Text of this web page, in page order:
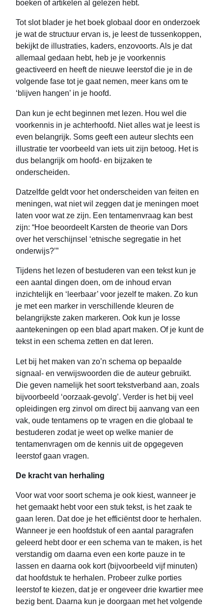
boeken of artikelen al gelezen hebt.
Tot slot blader je het boek globaal door en onderzoek
je wat de structuur ervan is, je leest de tussenkoppen,
bekijkt de illustraties, kaders, enzovoorts. Als je dat
allemaal gedaan hebt, heb je je voorkennis
geactiveerd en heeft de nieuwe leerstof die je in de
volgende fase tot je gaat nemen, meer kans om te
‘blijven hangen’ in je hoofd.
Dan kun je echt beginnen met lezen. Hou wel die
voorkennis in je achterhoofd. Niet alles wat je leest is
even belangrijk. Soms geeft een auteur slechts een
illustratie ter voorbeeld van iets uit zijn betoog. Het is
dus belangrijk om hoofd- en bijzaken te
onderscheiden.
Datzelfde geldt voor het onderscheiden van feiten en
meningen, wat niet wil zeggen dat je meningen moet
laten voor wat ze zijn. Een tentamenvraag kan best
zijn: “Hoe beoordeelt Karsten de theorie van Dors
over het verschijnsel ‘etnische segregatie in het
onderwijs?’”
Tijdens het lezen of bestuderen van een tekst kun je
een aantal dingen doen, om de inhoud ervan
inzichtelijk en ‘leerbaar’ voor jezelf te maken. Zo kun
je met een marker in verschillende kleuren de
belangrijkste zaken markeren. Ook kun je losse
aantekeningen op een blad apart maken. Of je kunt de
tekst in een schema zetten en dat leren.
Let bij het maken van zo’n schema op bepaalde
signaal- en verwijswoorden die de auteur gebruikt.
Die geven namelijk het soort tekstverband aan, zoals
bijvoorbeeld ‘oorzaak-gevolg’. Verder is het bij veel
opleidingen erg zinvol om direct bij aanvang van een
vak, oude tentamens op te vragen en die globaal te
bestuderen zodat je weet op welke manier de
tentamenvragen om de kennis uit de opgegeven
leerstof gaan vragen.
De kracht van herhaling
Voor wat voor soort schema je ook kiest, wanneer je
het gemaakt hebt voor een stuk tekst, is het zaak te
gaan leren. Dat doe je het efficiëntst door te herhalen.
Wanneer je een hoofdstuk of een aantal paragrafen
geleerd hebt door er een schema van te maken, is het
verstandig om daarna even een korte pauze in te
lassen en daarna ook kort (bijvoorbeeld vijf minuten)
dat hoofdstuk te herhalen. Probeer zulke porties
leerstof te kiezen, dat je er ongeveer drie kwartier mee
bezig bent. Daarna kun je doorgaan met het volgende